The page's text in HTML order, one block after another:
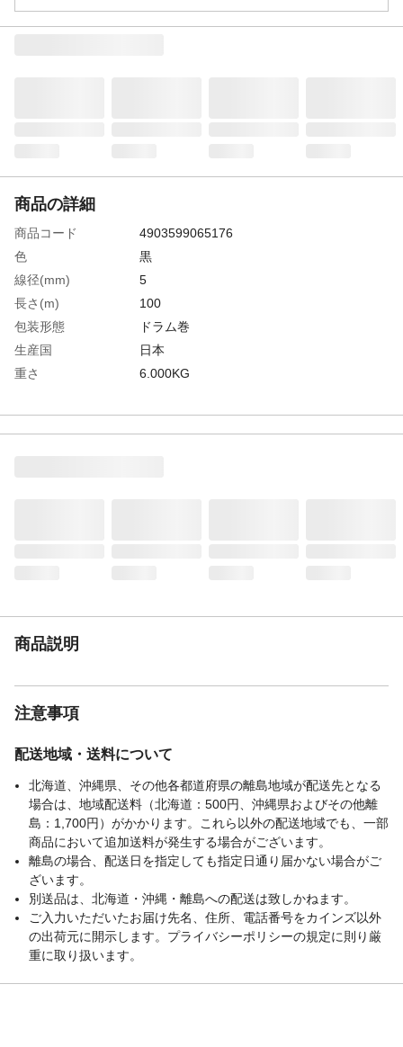
商品の詳細
商品コード
4903599065176
色
黒
線径(mm)
5
長さ(m)
100
包装形態
ドラム巻
生産国
日本
重さ
6.000KG
材質2
鉛
商品説明
注意事項
配送地域・送料について
北海道、沖縄県、その他各都道府県の離島地域が配送先となる
場合は、地域配送料（北海道：500円、沖縄県およびその他離
島：1,700円）がかかります。これら以外の配送地域でも、一部
商品において追加送料が発生する場合がございます。
離島の場合、配送日を指定しても指定日通り届かない場合がご
ざいます。
別送品は、北海道・沖縄・離島への配送は致しかねます。
ご入力いただいたお届け先名、住所、電話番号をカインズ以外
の出荷元に開示します。プライバシーポリシーの規定に則り厳
重に取り扱います。